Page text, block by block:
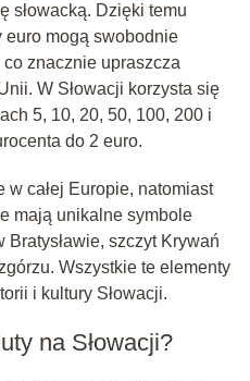
słowacką. Dzięki temu
euro mogą swobodnie
znacznie upraszcza
W Słowacji korzysta się
5, 10, 20, 50, 100, 200 i
do 2 euro.
w całej Europie, natomiast
mają unikalne symbole
szczyt Krywań
Wszystkie te elementy
i kultury Słowacji.
na Słowacji?